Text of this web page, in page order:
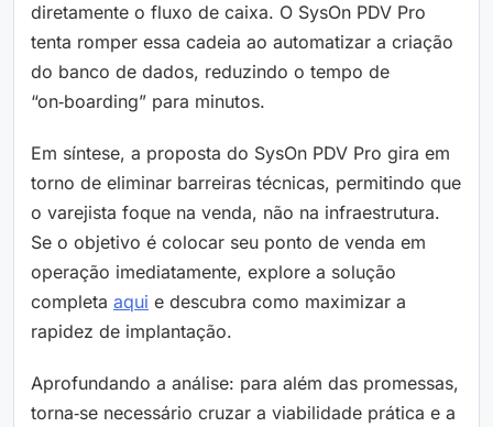
diretamente o fluxo de caixa. O SysOn PDV Pro
tenta romper essa cadeia ao automatizar a criação
do banco de dados, reduzindo o tempo de
“on‑boarding” para minutos.
Em síntese, a proposta do SysOn PDV Pro gira em
torno de eliminar barreiras técnicas, permitindo que
o varejista foque na venda, não na infraestrutura.
Se o objetivo é colocar seu ponto de venda em
operação imediatamente, explore a solução
completa aqui e descubra como maximizar a
rapidez de implantação.
Aprofundando a análise: para além das promessas,
torna‑se necessário cruzar a viabilidade prática e a